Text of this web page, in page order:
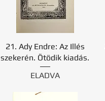
21. Ady Endre: Az Illés
szekerén. Ötödik kiadás.
ELADVA